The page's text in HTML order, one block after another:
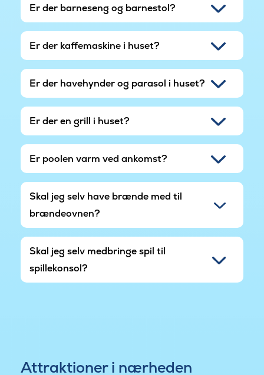
Er der barneseng og barnestol?
Er der kaffemaskine i huset?
Er der havehynder og parasol i huset?
Er der en grill i huset?
Er poolen varm ved ankomst?
Skal jeg selv have brænde med til
brændeovnen?
Skal jeg selv medbringe spil til
spillekonsol?
Attraktioner i nærheden